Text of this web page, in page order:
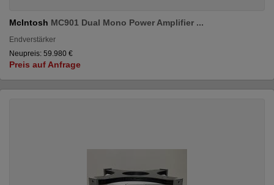
McIntosh MC901 Dual Mono Power Amplifier ...
Endverstärker
Neupreis: 59.980 €
Preis auf Anfrage